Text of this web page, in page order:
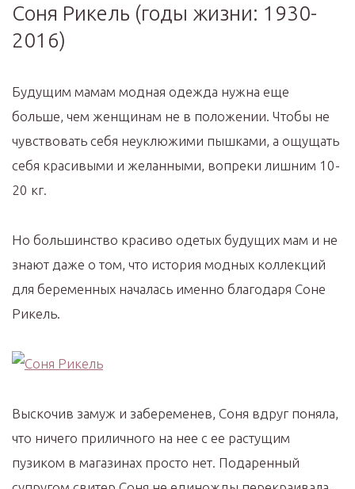
Соня Рикель (годы жизни: 1930-
2016)
Будущим мамам модная одежда нужна еще
больше, чем женщинам не в положении. Чтобы не
чувствовать себя неуклюжими пышками, а ощущать
себя красивыми и желанными, вопреки лишним 10-
20 кг.
Но большинство красиво одетых будущих мам и не
знают даже о том, что история модных коллекций
для беременных началась именно благодаря Соне
Рикель.
Выскочив замуж и забеременев, Соня вдруг поняла,
что ничего приличного на нее с ее растущим
пузиком в магазинах просто нет. Подаренный